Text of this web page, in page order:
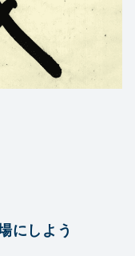
にしよう